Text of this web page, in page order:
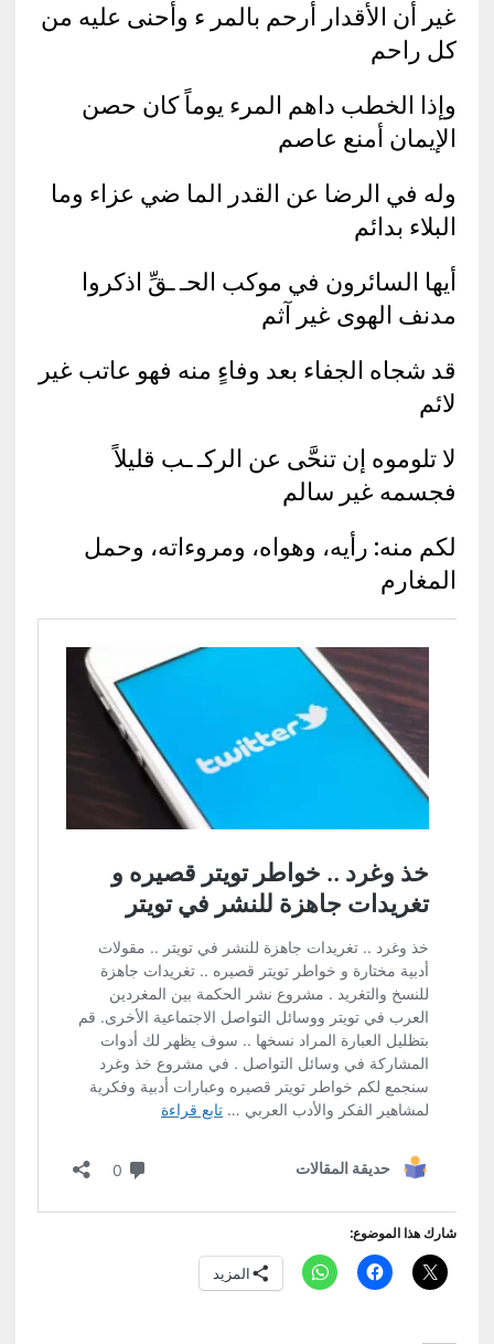
غير أن الأقدار أرحم بالمر ء وأحنى عليه من
كل راحم
وإذا الخطب داهم المرء يوماً كان حصن
الإيمان أمنع عاصم
وله في الرضا عن القدر الما ضي عزاء وما
البلاء بدائم
أيها السائرون في موكب الحـ ـقِّ اذكروا
مدنف الهوى غير آثم
قد شجاه الجفاء بعد وفاءٍ منه فهو عاتب غير
لائم
لا تلوموه إن تنحَّى عن الركـ ـب قليلاً
فجسمه غير سالم
لكم منه: رأيه، وهواه، ومروءاته، وحمل
المغارم
شارك هذا الموضوع:
المزيد